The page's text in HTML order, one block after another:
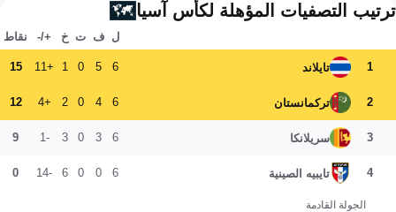
ترتيب التصفيات المؤهلة لكأس آسيا
ل ف ت خ +/- نقاط
1 تايلاند 6
5
0
1
+11
15
2 تركمانستان 6
4
0
2
+4
12
3 سريلانكا 6
3
0
3
-1
9
4 تايبيه الصينية 6
0
0
6
-14
0
الجولة القادمة